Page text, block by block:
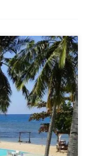
à jour en
5 ans
décidé
iles Gili
beach ou
nous